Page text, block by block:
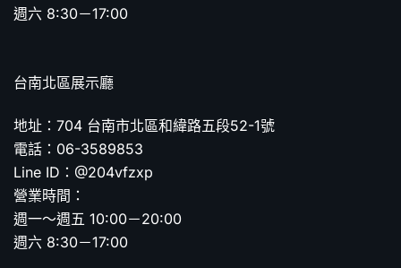
週六 8:30－17:00
台南北區展示廳
地址：704 台南市北區和緯路五段52-1號
電話：06-3589853
Line ID：@204vfzxp
營業時間：
週一～週五 10:00－20:00
週六 8:30－17:00